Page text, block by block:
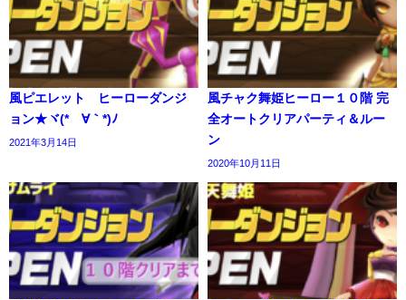
風ピエレット ヒーローダンジ
ョン★ヾ(*´∀｀*)ﾉ
2021年3月14日
風チャク舞姫ヒーロー１０階 完
全オートクリアパーティ＆ルー
ン
2020年10月11日